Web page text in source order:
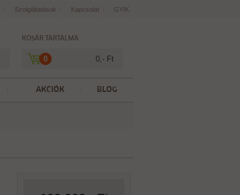
Szolgáltatások Kapcsolat GYIK
KOSÁR TARTALMA
0 0,- Ft
BLOG
AKCIÓK